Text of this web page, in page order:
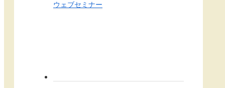
ウェブセミナー